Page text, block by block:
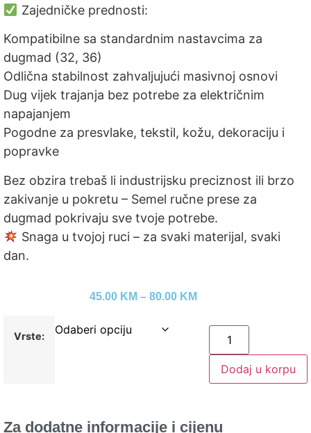
Zajedničke prednosti:
Kompatibilne sa standardnim nastavcima za
dugmad (32, 36)
Odlična stabilnost zahvaljujući masivnoj osnovi
Dug vijek trajanja bez potrebe za električnim
napajanjem
Pogodne za presvlake, tekstil, kožu, dekoraciju i
popravke
Bez obzira trebaš li industrijsku preciznost ili brzo
zakivanje u pokretu – Semel ručne prese za
dugmad pokrivaju sve tvoje potrebe.
Snaga u tvojoj ruci – za svaki materijal, svaki
dan.
45.00 KM – 80.00 KM
Vrste:
Dodaj u korpu
Za dodatne informacije i cijenu